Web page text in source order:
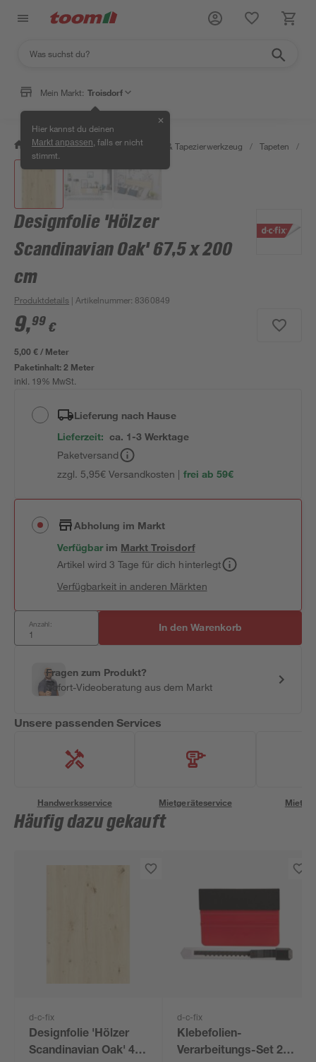
Mein Markt: Troisdorf
Hier kannst du deinen
Markt anpassen , falls er nicht
stimmt.
✕
/ Wohnen & Haushalt / Tapeten & Tapezierwerkzeug / Tapeten /
Designfolie 'Hölzer
Scandinavian Oak' 67,5 x 200
cm
Produktdetails | Artikelnummer: 8360849
9,99 €
5,00 € / Meter
Paketinhalt:2 Meter
inkl. 19% MwSt.
Lieferung nach Hause
Lieferzeit: ca. 1-3 Werktage
Paketversand
zzgl. 5,95€ Versandkosten | frei ab 59€
Abholung im Markt
Verfügbar im MarktTroisdorf
Artikel wird 3 Tage für dich hinterlegt
Verfügbarkeit in anderen Märkten
Anzahl: In den Warenkorb
Fragen zum Produkt?
Sofort-Videoberatung aus dem Markt
Unsere passenden Services
Handwerksservice Mietgeräteservice
Häufig dazu gekauft
d-c-fix
Designfolie 'Hölzer
Scandinavian Oak' 45
d-c-fix
Klebefolien-
Verarbeitungs-Set 2-